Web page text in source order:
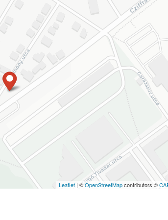
Leaflet | ©OpenStreetMapcontributors ©